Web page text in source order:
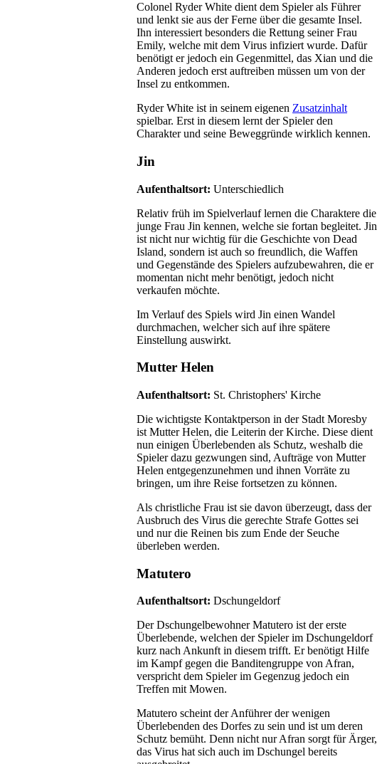
Colonel Ryder White dient dem Spieler als Führer
und lenkt sie aus der Ferne über die gesamte Insel.
Ihn interessiert besonders die Rettung seiner Frau
Emily, welche mit dem Virus infiziert wurde. Dafür
benötigt er jedoch ein Gegenmittel, das Xian und die
Anderen jedoch erst auftreiben müssen um von der
Insel zu entkommen.
Ryder White ist in seinem eigenen Zusatzinhalt
spielbar. Erst in diesem lernt der Spieler den
Charakter und seine Beweggründe wirklich kennen.
Jin
Aufenthaltsort: Unterschiedlich
Relativ früh im Spielverlauf lernen die Charaktere die
junge Frau Jin kennen, welche sie fortan begleitet. Jin
ist nicht nur wichtig für die Geschichte von Dead
Island, sondern ist auch so freundlich, die Waffen
und Gegenstände des Spielers aufzubewahren, die er
momentan nicht mehr benötigt, jedoch nicht
verkaufen möchte.
Im Verlauf des Spiels wird Jin einen Wandel
durchmachen, welcher sich auf ihre spätere
Einstellung auswirkt.
Mutter Helen
Aufenthaltsort: St. Christophers' Kirche
Die wichtigste Kontaktperson in der Stadt Moresby
ist Mutter Helen, die Leiterin der Kirche. Diese dient
nun einigen Überlebenden als Schutz, weshalb die
Spieler dazu gezwungen sind, Aufträge von Mutter
Helen entgegenzunehmen und ihnen Vorräte zu
bringen, um ihre Reise fortsetzen zu können.
Als christliche Frau ist sie davon überzeugt, dass der
Ausbruch des Virus die gerechte Strafe Gottes sei
und nur die Reinen bis zum Ende der Seuche
überleben werden.
Matutero
Aufenthaltsort: Dschungeldorf
Der Dschungelbewohner Matutero ist der erste
Überlebende, welchen der Spieler im Dschungeldorf
kurz nach Ankunft in diesem trifft. Er benötigt Hilfe
im Kampf gegen die Banditengruppe von Afran,
verspricht dem Spieler im Gegenzug jedoch ein
Treffen mit Mowen.
Matutero scheint der Anführer der wenigen
Überlebenden des Dorfes zu sein und ist um deren
Schutz bemüht. Denn nicht nur Afran sorgt für Ärger,
das Virus hat sich auch im Dschungel bereits